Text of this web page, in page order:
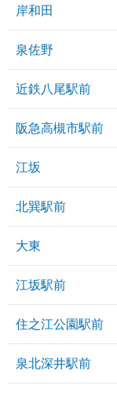
岸和田
泉佐野
近鉄八尾駅前
阪急高槻市駅前
江坂
北巽駅前
大東
江坂駅前
住之江公園駅前
泉北深井駅前